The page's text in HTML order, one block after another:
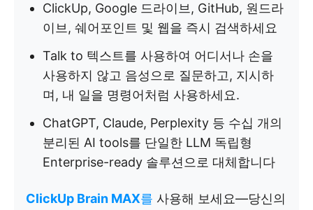
ClickUp, Google 드라이브, GitHub, 원드라
이브, 쉐어포인트 및 웹을 즉시 검색하세요
Talk to 텍스트를 사용하여 어디서나 손을
사용하지 않고 음성으로 질문하고, 지시하
며, 내 일을 명령어처럼 사용하세요.
ChatGPT, Claude, Perplexity 등 수십 개의
분리된 AI tools를 단일한 LLM 독립형
Enterprise-ready 솔루션으로 대체합니다
ClickUp Brain MAX를 사용해 보세요—당신의